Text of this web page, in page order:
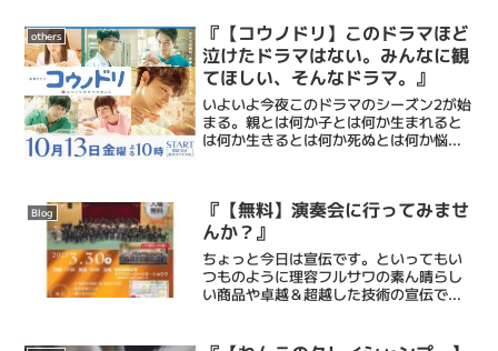
others
『【コウノドリ】このドラマほど
泣けたドラマはない。みんなに観
てほしい、そんなドラマ。』
いよいよ今夜このドラマのシーズン2が始
まる。親とは何か子とは何か生まれると
は何か生きるとは何か死ぬとは何か悩
う。そんな事を思わせてくれ...
Blog
『【無料】演奏会に行ってみませ
んか？』
ちょっと今日は宣伝です。といってもい
つものように理容フルサワの素ん晴らし
い商品や卓越＆超越した技術の宣伝では